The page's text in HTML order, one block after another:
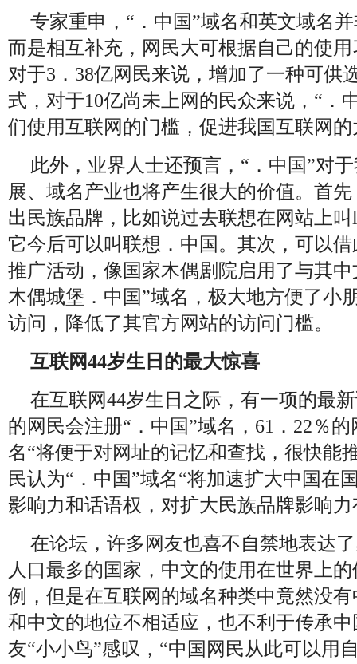
专家重申，“．中国”域名和英文域名
而是相互补充，网民大可根据自己的使
对于3．38亿网民来说，增加了一种可供
式，对于10亿尚未上网的民众来说，“．
们使用互联网的门槛，促进我国互联网
此外，业界人士还预言，“．中国”对
展、域名产业也将产生很大的价值。首
出民族品牌，比如说过去联想在网站上叫
它今后可以叫联想．中国。其次，可以
推广活动，像国家木偶剧院启用了与其
木偶城堡．中国”域名，极大地方便了小
访问，降低了其官方网站的访问门槛。
互联网44岁生日的最大惊喜
在互联网44岁生日之际，有一项的最
的网民会注册“．中国”域名，61．22％
名“将便于对网址的记忆和查找，很快能
民认为“．中国”域名“将加速扩大中国在
影响力和话语权，对扩大民族品牌影响
在论坛，许多网友也喜不自禁地表达
人口最多的国家，中文的使用在世界上
例，但是在互联网的域名种类中竟然没
和中文的地位不相适应，也不利于传承
友“小小鸟”感叹，“中国网民从此可以用